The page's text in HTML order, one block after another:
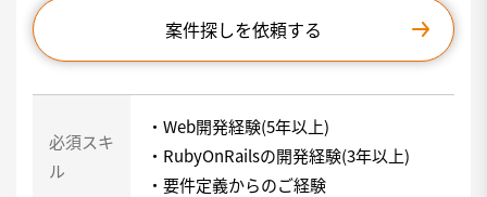
案件探しを依頼する
必須スキ
ル
・Web開発経験(5年以上)
・RubyOnRailsの開発経験(3年以上)
・要件定義からのご経験